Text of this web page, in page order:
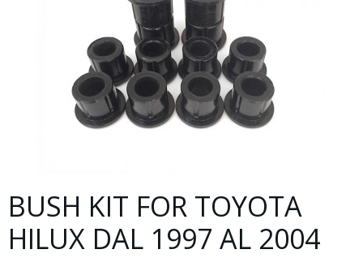
BUSH KIT FOR TOYOTA
HILUX DAL 1997 AL 2004